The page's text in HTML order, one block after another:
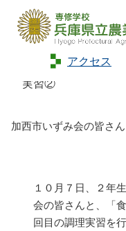
アクセス
Home> トピックス
実習②
加西市いずみ会の皆さ
１０月７日、２年
会の皆さんと、「
回目の調理実習を